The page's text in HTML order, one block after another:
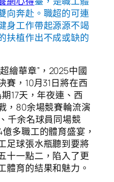
向奔赴。職超的可連
身工作帶起源源不竭
扶植作出不成或缺的
繪華章”，2025中國
賽，10月31日將在西
17天，年夜連、西
，80余場競賽輪流演
千余名球員同場競
多職工的體育盛宴，
足球張水瓶聽到要將
十一點二，陷入了更
體育的結果和魅力。